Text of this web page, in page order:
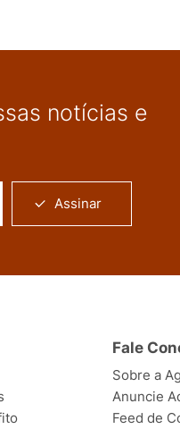
notícias e
Assinar
Fale
Sobre a
Anuncie
Feed de